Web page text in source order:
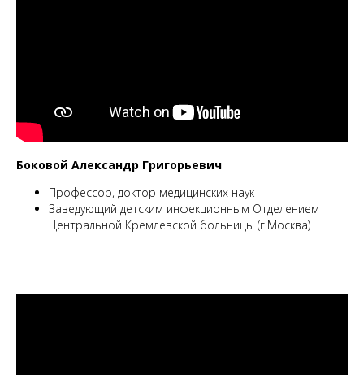
Боковой Александр Григорьевич
Профессор, доктор медицинских наук
Заведующий детским инфекционным Отделением
Центральной Кремлевской больницы (г.Москва)